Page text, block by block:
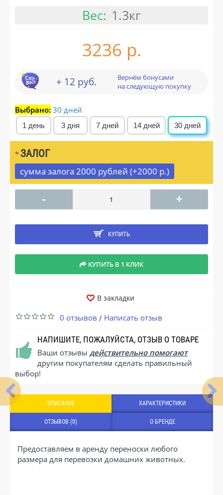
Вес: 1.3кг
3236 р.
+ 12 руб.
Вернём бонусами
на следующую покупку
Выбрано: 30 дней
1 день 3 дня 7 дней 14 дней 30 дней
ЗАЛОГ
сумма залога 2000 рублей (+2000 р.)
- +
КУПИТЬ
КУПИТЬ В 1 КЛИК
В закладки
0 отзывов / Написать отзыв
НАПИШИТЕ, ПОЖАЛУЙСТА, ОТЗЫВ О ТОВАРЕ
Ваши отзывы действительно помогают
другим покупателям сделать правильный
выбор!
ОПИСАНИЕ ХАРАКТЕРИСТИКИ
ОТЗЫВОВ (0) О БРЕНДЕ
Предоставляем в аренду переноски любого
размера для перевозки домашних животных.